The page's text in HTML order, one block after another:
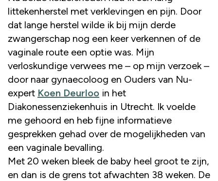
littekenherstel met verklevingen en pijn. Door
dat lange herstel wilde ik bij mijn derde
zwangerschap nog een keer verkennen of de
vaginale route een optie was. Mijn
verloskundige verwees me – op mijn verzoek –
door naar gynaecoloog en Ouders van Nu-
expert Koen Deurloo in het
Diakonessenziekenhuis in Utrecht. Ik voelde
me gehoord en heb fijne informatieve
gesprekken gehad over de mogelijkheden van
een vaginale bevalling.
Met 20 weken bleek de baby heel groot te zijn,
en dan is de grens tot afwachten 38 weken. De